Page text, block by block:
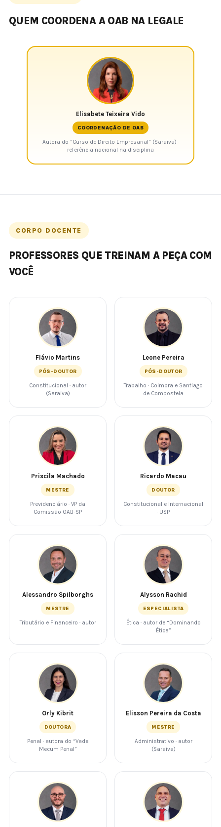
QUEM COORDENA A OAB NA LEGALE
Elisabete Teixeira Vido
COORDENAÇÃO DE OAB
Autora do “Curso de Direito Empresarial” (Saraiva) ·
referência nacional na disciplina
CORPO DOCENTE
PROFESSORES QUE TREINAM A PEÇA COM
VOCÊ
Flávio Martins
PÓS-DOUTOR
Constitucional · autor
(Saraiva)
Leone Pereira
PÓS-DOUTOR
Trabalho · Coimbra e Santiago
de Compostela
Priscila Machado
MESTRE
Previdenciário · VP da
Comissão OAB-SP
Ricardo Macau
DOUTOR
Constitucional e Internacional
· USP
Alessandro Spilborghs
MESTRE
Tributário e Financeiro · autor
Alysson Rachid
ESPECIALISTA
Ética · autor de “Dominando
Ética”
Orly Kibrit
DOUTORA
Penal · autora do “Vade
Mecum Penal”
Elisson Pereira da Costa
MESTRE
Administrativo · autor
(Saraiva)